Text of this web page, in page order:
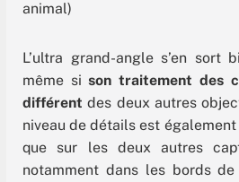
L’ultra grand-angle s’en sort
même sison traitement des
différent des deux autres
niveau de détails est
que sur les deux autres
notamment dans les bords de